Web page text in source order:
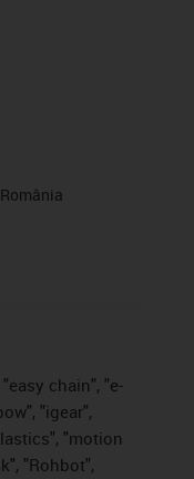
România
chain", "e-
"igear",
"motion
"Rohbot",